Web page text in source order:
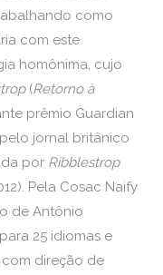
como
com este
homônima, cujo
(Retorno à
prêmio Guardian
jornal britânico
por Ribblestrop
Pela Cosac Naify
de Antônio
25 idiomas e
direção de